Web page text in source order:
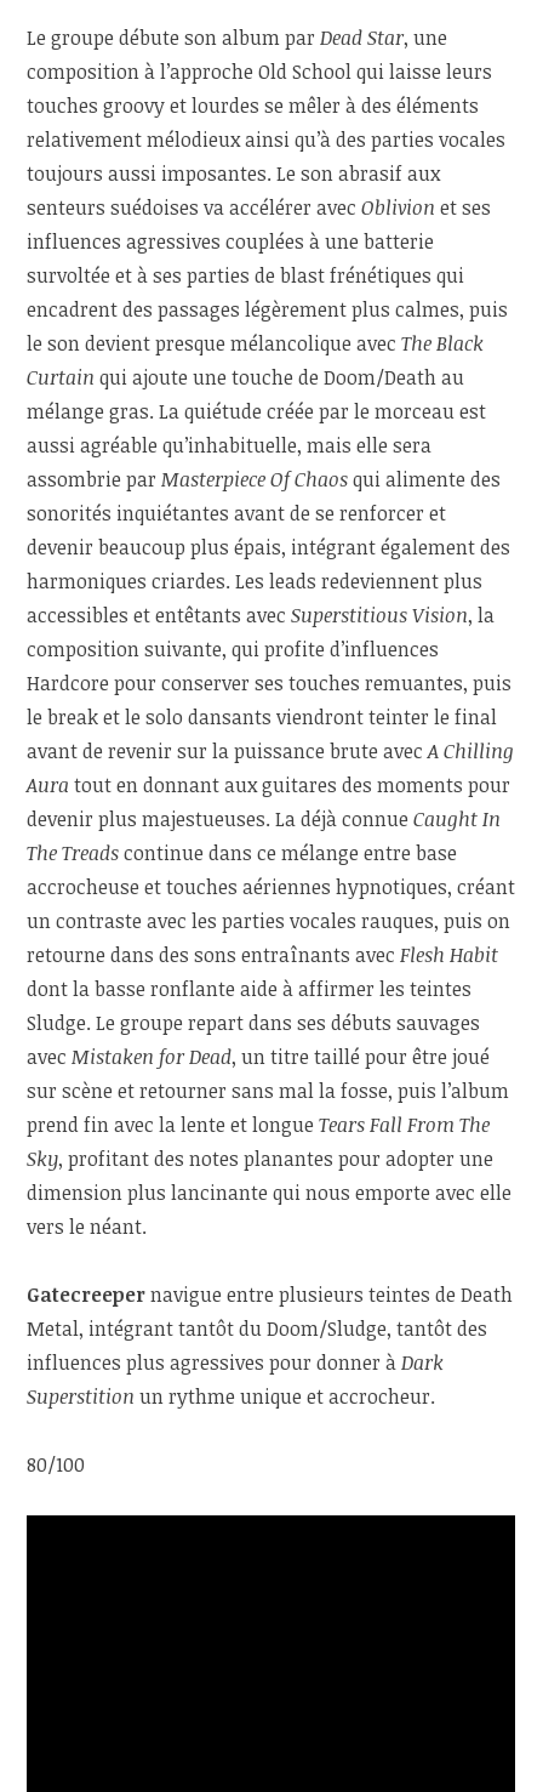
Le groupe débute son album parDead Star, une
composition à l’approche Old School qui laisse leurs
touches groovy et lourdes se mêler à des éléments
relativement mélodieux ainsi qu’à des parties vocales
toujours aussi imposantes. Le son abrasif aux
senteurs suédoises va accélérer avecOblivion et ses
influences agressives couplées à une batterie
survoltée et à ses parties de blast frénétiques qui
encadrent des passages légèrement plus calmes, puis
le son devient presque mélancolique avecThe Black
Curtain qui ajoute une touche de Doom/Death au
mélange gras. La quiétude créée par le morceau est
aussi agréable qu’inhabituelle, mais elle sera
assombrie parMasterpiece Of Chaosqui alimente des
sonorités inquiétantes avant de se renforcer et
devenir beaucoup plus épais, intégrant également des
harmoniques criardes. Les leads redeviennent plus
accessibles et entêtants avecSuperstitious Vision, la
composition suivante, qui profite d’influences
Hardcore pour conserver ses touches remuantes, puis
le break et le solo dansants viendront teinter le final
avant de revenir sur la puissance brute avecA Chilling
Aura tout en donnant aux guitares des moments pour
devenir plus majestueuses. La déjà connueCaught In
The Treadscontinue dans ce mélange entre base
accrocheuse et touches aériennes hypnotiques, créant
un contraste avec les parties vocales rauques, puis on
retourne dans des sons entraînants avecFlesh Habit
dont la basse ronflante aide à affirmer les teintes
Sludge. Le groupe repart dans ses débuts sauvages
avecMistaken for Dead, un titre taillé pour être joué
sur scène et retourner sans mal la fosse, puis l’album
prend fin avec la lente et longueTears Fall From The
Sky, profitant des notes planantes pour adopter une
dimension plus lancinante qui nous emporte avec elle
vers le néant.
Gatecreepernavigue entre plusieurs teintes de Death
Metal, intégrant tantôt du Doom/Sludge, tantôt des
influences plus agressives pour donner àDark
Superstition un rythme unique et accrocheur.
80/100